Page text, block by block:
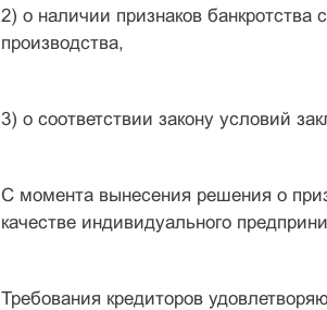
2) о наличии признаков
производства,
3) о соответствии закону условий
С момента вынесения решения о
качестве индивидуального
Требования кредиторов